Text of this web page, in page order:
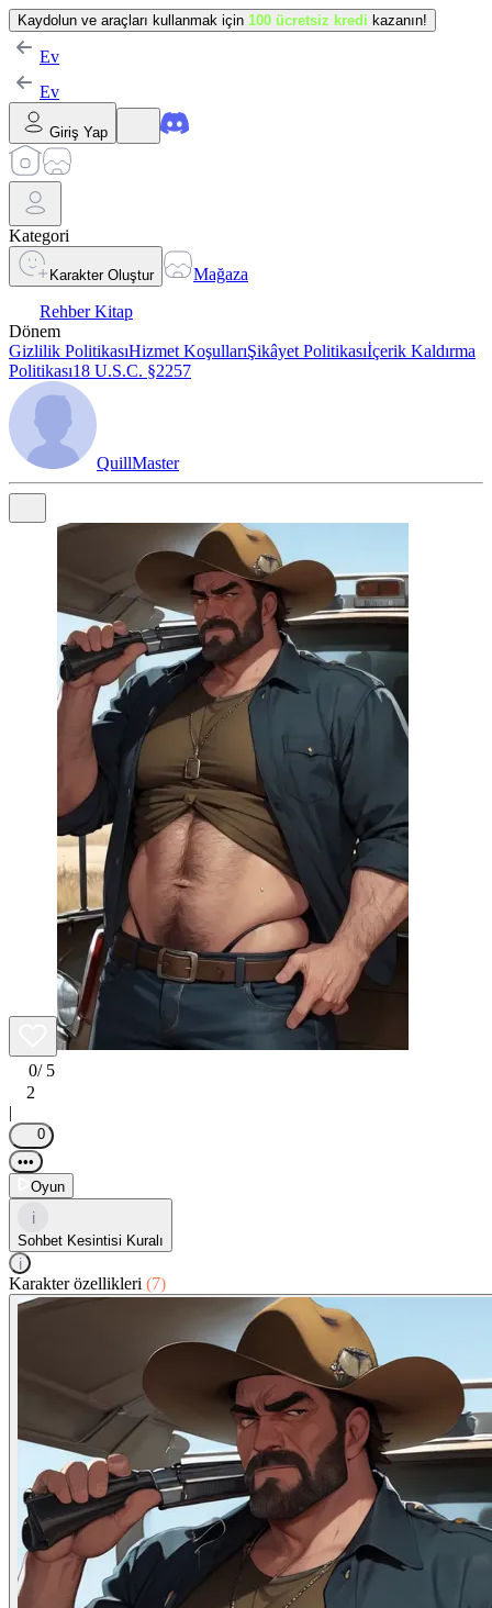
Kaydolun ve araçları kullanmak için 100 ücretsiz kredi kazanın!
Ev
Ev
Giriş Yap
Kategori
Karakter Oluştur
Mağaza
Rehber Kitap
Dönem
Gizlilik PolitikasıHizmet KoşullarıŞikâyet Politikasıİçerik Kaldırma
Politikası18 U.S.C. §2257
QuillMaster
0/ 5
2
|
0
•••
Oyun
i
Sohbet Kesintisi Kuralı
i
Karakter özellikleri (7)